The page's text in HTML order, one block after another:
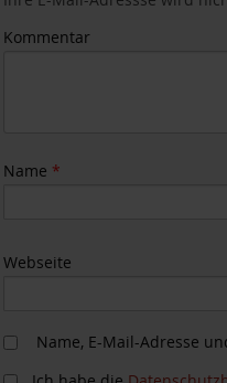
Kommentar
Name *
Webseite
Name, E-Mail-Adresse